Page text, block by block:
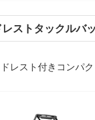
ストタックルバ
レスト付きコンパ